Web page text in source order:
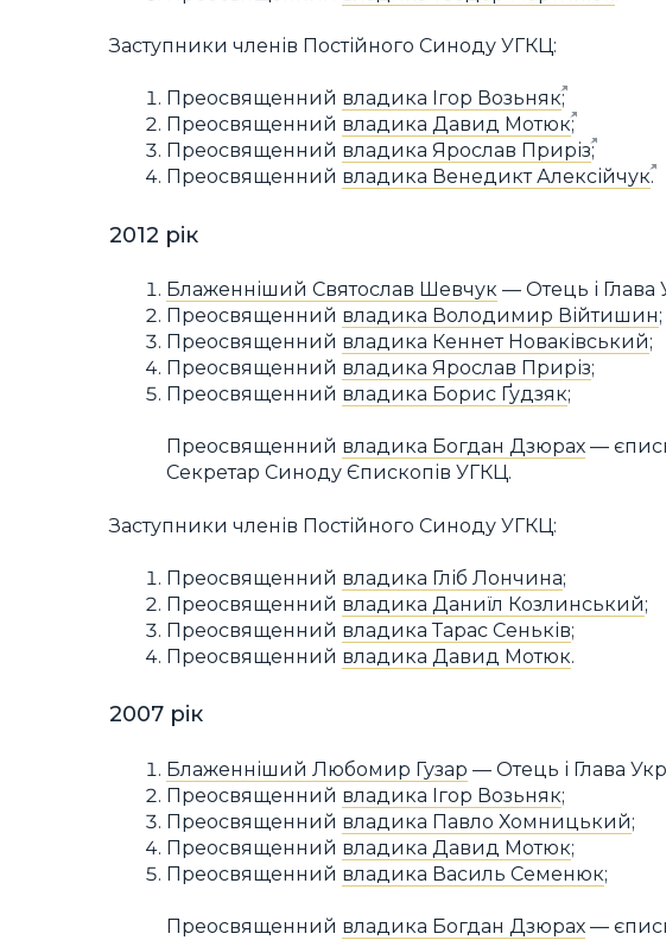
Заступники членів Постійного Синоду УГКЦ:
Преосвященний владика Ігор Возьняк;
Преосвященний владика Давид Мотюк;
Преосвященний владика Ярослав Приріз;
Преосвященний владика Венедикт Алексійчук.
2012 рік
Блаженніший Святослав Шевчук — Отець і Глава
Преосвященний владика Володимир Війтишин;
Преосвященний владика Кеннет Новаківський;
Преосвященний владика Ярослав Приріз;
Преосвященний владика Борис Ґудзяк;
Преосвященний владика Богдан Дзюрах —
Секретар Синоду Єпископів УГКЦ.
Заступники членів Постійного Синоду УГКЦ:
Преосвященний владика Гліб Лончина;
Преосвященний владика Даниїл Козлинський;
Преосвященний владика Тарас Сеньків;
Преосвященний владика Давид Мотюк.
2007 рік
Блаженніший Любомир Гузар — Отець і Глава
Преосвященний владика Ігор Возьняк;
Преосвященний владика Павло Хомницький;
Преосвященний владика Давид Мотюк;
Преосвященний владика Василь Семенюк;
Преосвященний владика Богдан Дзюрах —